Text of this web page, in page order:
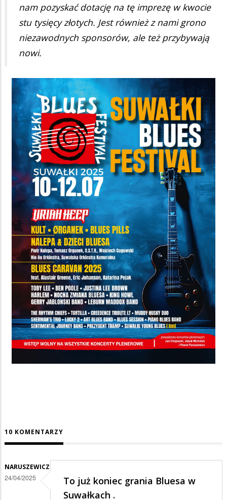
nam pozyskać dotację na tę imprezę w kwocie
stu tysięcy złotych. Jest również z nami grono
niezawodnych sponsorów, ale też przybywają
nowi.
10 KOMENTARZY
NARUSZEWICZ
24/04/2025
To już koniec grania Bluesa w
Suwałkach .